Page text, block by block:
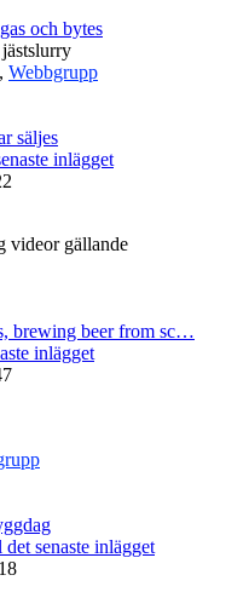
och bytes
, Webbgrupp
säljes
inlägget
videor gällande
brewing beer from sc…
inlägget
senaste inlägget